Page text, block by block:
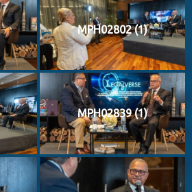
MPH02802 (1)
MPH02839 (1)